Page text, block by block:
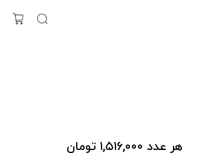
هر عدد ۱,۵۱۶,۰۰۰ تومان